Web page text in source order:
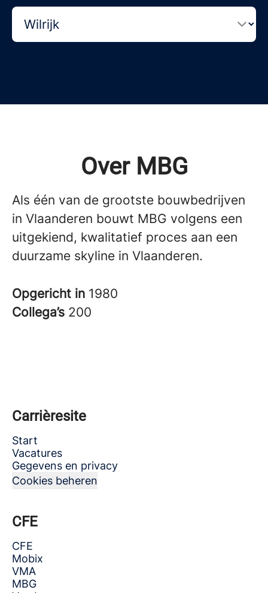
Over MBG
Als één van de grootste bouwbedrijven
in Vlaanderen bouwt MBG volgens een
uitgekiend, kwalitatief proces aan een
duurzame skyline in Vlaanderen.
Opgericht in 1980
Collega’s 200
Carrièresite
Start
Vacatures
Gegevens en privacy
Cookies beheren
CFE
CFE
Mobix
VMA
MBG